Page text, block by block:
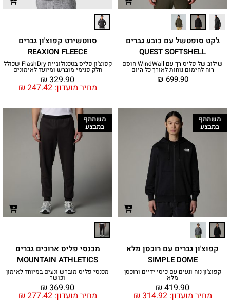
ג'קט סופטשל עם כובע גברים
QUEST SOFTSHELL
שילוב של פליס רך עם WindWall חוסם
רוח לחימום נוחות לאורך כל היום
₪ 699.90
סווטשירט קפוצ'ון גברים
REAXION FLEECE
קפוצ'ון פליס בטכנולוגיית FlashDry שכולל
חלק פנימי מוברש ומיועד לאימונים
מחיר מועדון: ₪ 247.42
₪ 329.90
משתתף
במבצע
קפוצ'ון גברים עם רוכסן מלא
SIMPLE DOME
קפוצ'ון נוח ונעים עם כיסי ידיים ורוכסן
מלא
מחיר מועדון: ₪ 314.92
₪ 419.90
משתתף
במבצע
מכנסי פליס ארוכים גברים
MOUNTAIN ATHLETICS
מכנסי פליס מוברש ונעים במיוחד לאימון
וכושר
מחיר מועדון: ₪ 277.42
₪ 369.90